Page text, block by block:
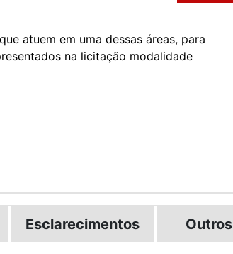
atuem em uma dessas áreas, para
na licitação modalidade
Esclarecimentos Outros